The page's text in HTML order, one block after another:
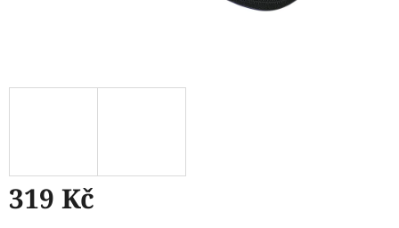
319 Kč